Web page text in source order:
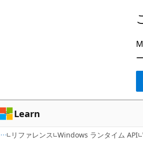
ン
ツ
に
ス
ゲ
ー
シ
ョ
Learn
リファレンス Windows ランタイム API